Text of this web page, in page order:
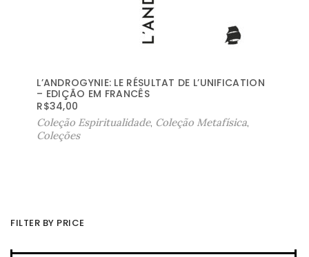
L’ANDROGYNIE: LE RÉSULTAT DE L’UNIFICATION
– EDIÇÃO EM FRANCÊS
R$34,00
Coleção Espiritualidade, Coleção Metafísica,
Coleções
FILTER BY PRICE